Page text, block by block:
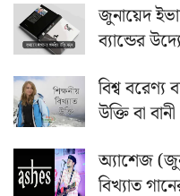
জুনায়েদ
ব্যান্ডের
বিশ্ব বরেণ্য
উক্তি বা বানী
অ্যাশেজ
বিখ্যাত